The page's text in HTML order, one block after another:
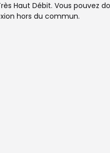
Haut Débit. Vous
hors du commun.